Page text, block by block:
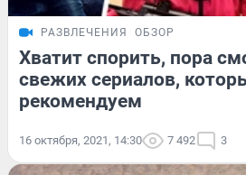
РАЗВЛЕЧЕНИЯ ОБЗОР
Хватит спорить, пора
свежих сериалов,
рекомендуем
16 октября, 2021, 14:30 7 492 3